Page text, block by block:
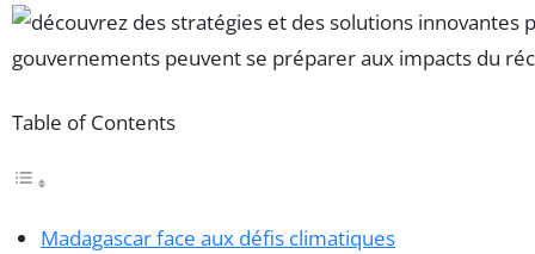
Table of Contents
Madagascar face aux défis climatiques